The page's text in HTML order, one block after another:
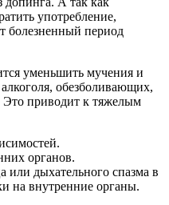
употребление,
болезненный период
уменьшить мучения и
обезболивающих,
Это приводит к тяжелым
органов.
или дыхательного спазма в
на внутренние органы.